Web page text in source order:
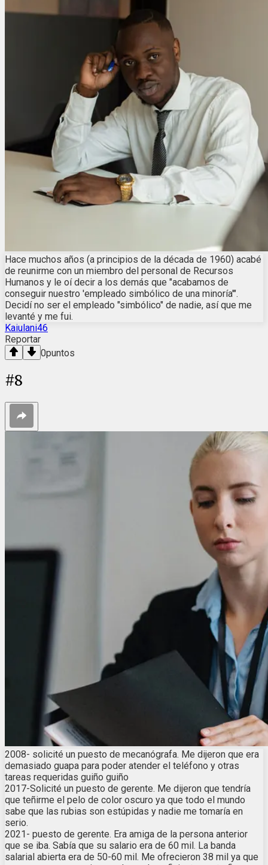
Hace muchos años (a principios de la década de 1960) acabé
de reunirme con un miembro del personal de Recursos
Humanos y le oí decir a los demás que "acabamos de
conseguir nuestro 'empleado simbólico de una minoría'".
Decidí no ser el empleado "simbólico" de nadie, así que me
levanté y me fui.
Kaiulani46
Reportar
0puntos
#8
2008- solicité un puesto de mecanógrafa. Me dijeron que era
demasiado guapa para poder atender el teléfono y otras
tareas requeridas guiño guiño
2017-Solicité un puesto de gerente. Me dijeron que tendría
que teñirme el pelo de color oscuro ya que todo el mundo
sabe que las rubias son estúpidas y nadie me tomaría en
serio.
2021- puesto de gerente. Era amiga de la persona anterior
que se iba. Sabía que su salario era de 60 mil. La banda
salarial abierta era de 50-60 mil. Me ofrecieron 38 mil ya que